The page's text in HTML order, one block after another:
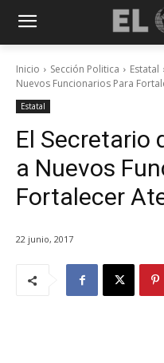
Inicio Sección Politica Estatal
Nuevos Funcionarios Para
Estatal
El Secretario
a Nuevos
Fortalecer
22 junio, 2017